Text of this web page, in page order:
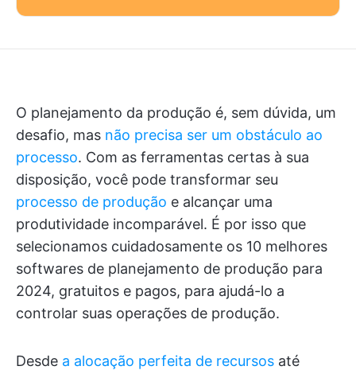
O planejamento da produção é, sem dúvida, um
desafio, mas não precisa ser um obstáculo ao
processo. Com as ferramentas certas à sua
disposição, você pode transformar seu
processo de produção e alcançar uma
produtividade incomparável. É por isso que
selecionamos cuidadosamente os 10 melhores
softwares de planejamento de produção para
2024, gratuitos e pagos, para ajudá-lo a
controlar suas operações de produção.
Desde a alocação perfeita de recursos até